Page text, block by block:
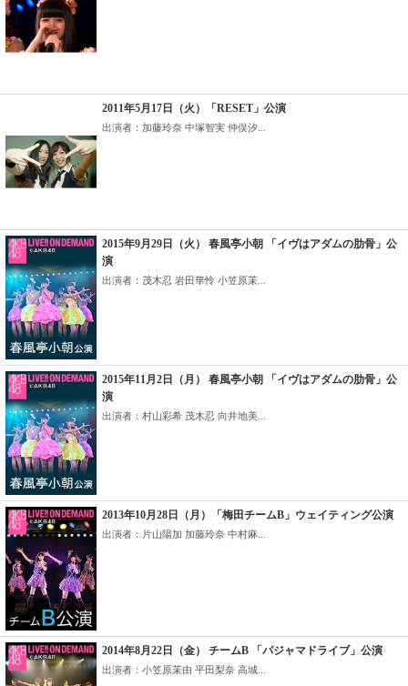
2011年5月17日（火）「RESET」公演
出演者：加藤玲奈 中塚智実 仲俣汐...
2015年9月29日（火） 春風亭小朝 「イヴはアダムの肋骨」公
演
出演者：茂木忍 岩田華怜 小笠原茉...
2015年11月2日（月） 春風亭小朝 「イヴはアダムの肋骨」公
演
出演者：村山彩希 茂木忍 向井地美...
2013年10月28日（月）「梅田チームB」ウェイティング公演
出演者：片山陽加 加藤玲奈 中村麻...
2014年8月22日（金） チームB 「パジャマドライブ」公演
出演者：小笠原茉由 平田梨奈 高城...